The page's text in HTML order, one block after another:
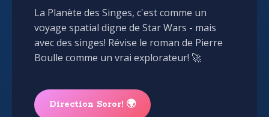
La Planète des Singes, c'est comme un
voyage spatial digne de Star Wars - mais
avec des singes! Révise le roman de Pierre
Boulle comme un vrai explorateur! 🚀
Direction Soror! 🌍